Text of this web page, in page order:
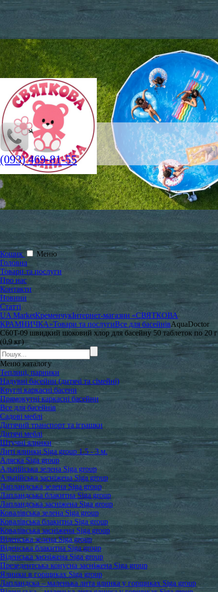
(093) 469-81-55
Кошик
Меню
Головна
Товари та послуги
Про нас
Контакти
Новини
Статті
UA MarketКременчукІнтернет-магазин «СВЯТКОВА
КРАМНИЧКА»Товари та послугиВсе для басейнівAquaDoctor
C60T-09 швидкий шоковий хлор для басейну 50 таблеток по 20 г
(0,9 кг)
Меню каталогу
Теплиці, парники
Надувні басейни (дитячі та сімейні)
Круглі каркасні басени
Прямокутні каркасні басейни
Все для басейнів
Садові меблі
Дитячий транспорт та іграшки
Дитячі меблі
Штучні ялинки
Литі ялинки Siga group 1.5 - 3 м.
Аляска Siga group
Альпійська зелена Siga group
Альпійська засніжена Siga group
Лапландська зелена Siga group
Лапландська блакитна Siga group
Лапландська засніжена Siga group
Ковалівська зелена Siga group
Ковалівська блакитна Siga group
Ковалівська засніжена Siga group
Віденська зелена Siga group
Віденська блакитна Siga group
Віденська засніжена Siga group
Презедентська конусна засніжена Siga group
Ялинки в горщиках Siga group
Лапландска – маленька лита ялинка у горщиках Siga group